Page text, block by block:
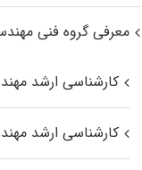
معرفی گروه فنی
کارشناسی ارشد
کارشناسی ارشد